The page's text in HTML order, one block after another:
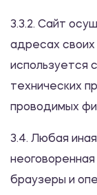
3.3.2. Сайт
адресах
используется
технических
проводимых
3.4. Любая
браузеры и